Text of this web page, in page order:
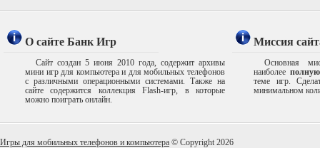
О сайте Банк Игр
Сайт создан 5 июня 2010 года, содержит архивы
мини игр для компьютера и для мобильных телефонов
с различными операционными системами. Также на
сайте содержится коллекция Flash-игр, в которые
можно поиграть онлайн.
Миссия
Основная
наиболее
теме игр.
минимальном
Игры для мобильных телефонов и компьютера © Copyright 2026